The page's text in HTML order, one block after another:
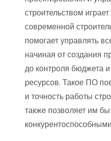
строительством
современной
помогает управлять
начиная от создания
до контроля бюджета
ресурсов. Такое ПО
и точность работы
также позволяет им